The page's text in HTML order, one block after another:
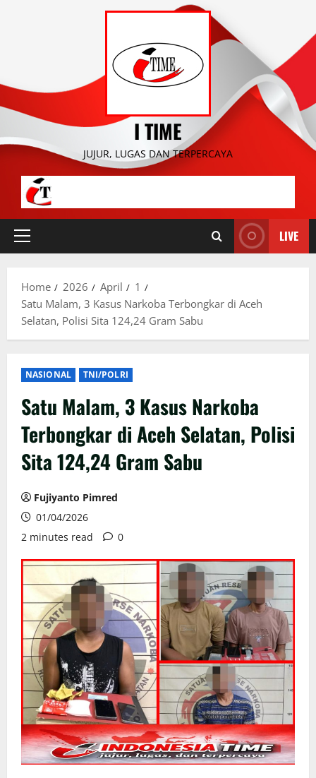
I TIME
JUJUR, LUGAS DAN TERPERCAYA
Primary
LIVE
Home 2026 April
1
Satu Malam, 3 Kasus Narkoba Terbongkar di Aceh
Selatan, Polisi Sita 124,24 Gram Sabu
NASIONAL TNI/POLRI
Satu Malam, 3 Kasus Narkoba
Terbongkar di Aceh Selatan, Polisi
Sita 124,24 Gram Sabu
Fujiyanto Pimred
01/04/2026
2 minutes read
0